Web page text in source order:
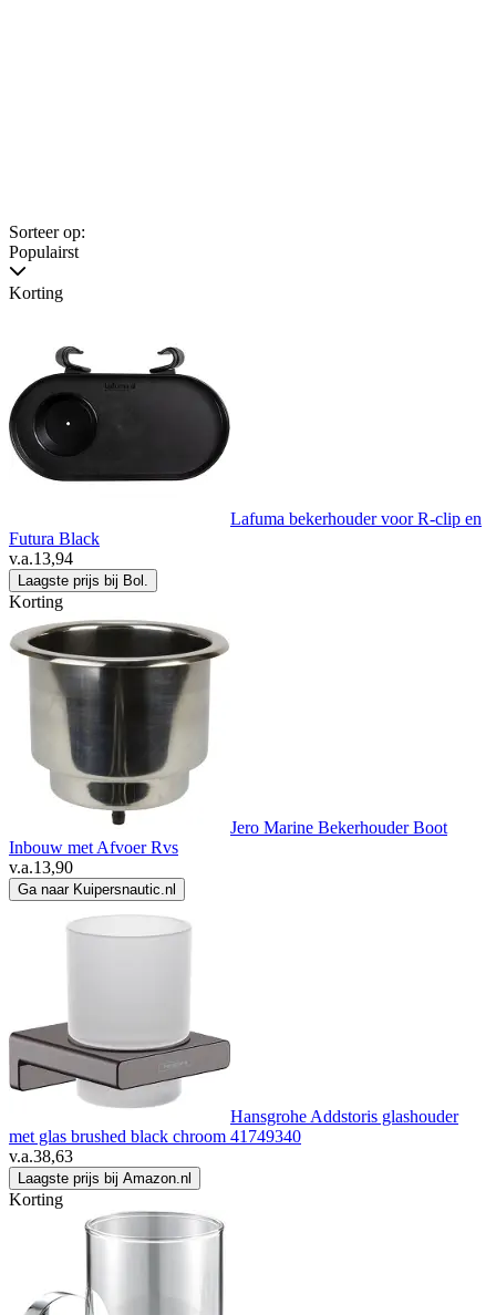
Sorteer op:
Populairst
Korting
Lafuma bekerhouder voor R-clip en
Futura Black
v.a.13,94
Laagste prijs bij Bol.
Korting
Jero Marine Bekerhouder Boot
Inbouw met Afvoer Rvs
v.a.13,90
Ga naar Kuipersnautic.nl
Hansgrohe Addstoris glashouder
met glas brushed black chroom 41749340
v.a.38,63
Laagste prijs bij Amazon.nl
Korting